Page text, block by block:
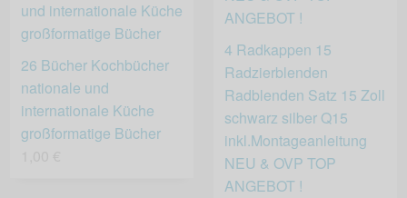
4 Radkappen 15
Radzierblenden
Radblenden Satz 15 Zoll
schwarz silber Q15
inkl.Montageanleitung
NEU & OVP TOP
ANGEBOT !
26 Bücher Kochbücher
nationale und
internationale Küche
großformatige Bücher